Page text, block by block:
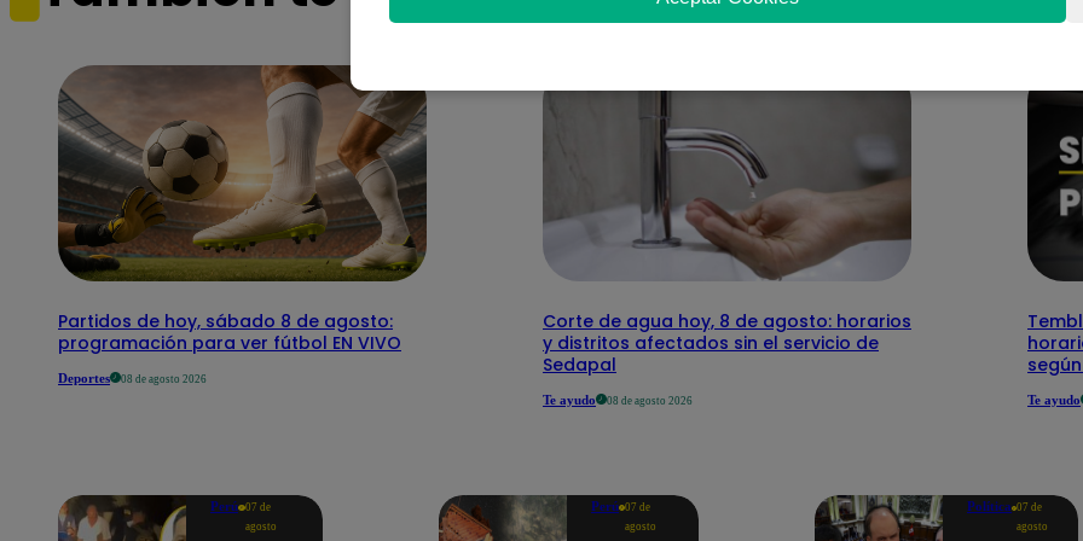
Partidos de hoy, sábado 8 de agosto:
programación para ver fútbol EN VIVO
Deportes 08 de agosto 2026
Corte de agua hoy, 8 de agosto: horarios
y distritos afectados sin el servicio de
Sedapal
Te ayudo 08 de agosto 2026 Te ayudo
Perú 07 de
agosto
Perú 07 de
agosto
Política 07 de
agosto